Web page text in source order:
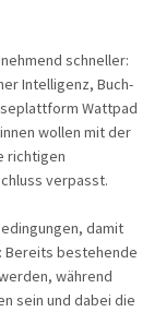
schneller:
Intelligenz, Buch-
Wattpad
wollen mit der
richtigen
verpasst.
damit
bestehende
während
sein und dabei die